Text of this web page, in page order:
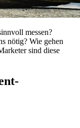
messen?
nötig? Wie gehen
sind diese